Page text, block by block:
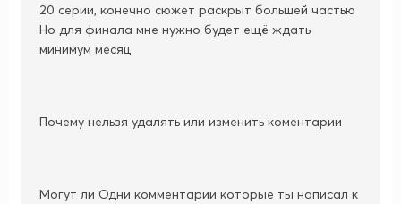
20 серии, конечно сюжет раскрыт большей частью
Но для финала мне нужно будет ещё ждать
минимум месяц
Почему нельзя удалять или изменить коментарии
Могут ли Одни комментарии которые ты написал к